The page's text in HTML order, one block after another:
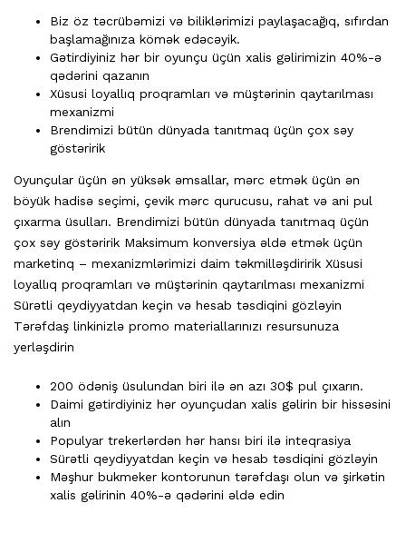
Biz öz təcrübəmizi və biliklərimizi paylaşacağıq, sıfırdan
başlamağınıza kömək edəcəyik.
Gətirdiyiniz hər bir oyunçu üçün xalis gəlirimizin 40%-ə
qədərini qazanın
Xüsusi loyallıq proqramları və müştərinin qaytarılması
mexanizmi
Brendimizi bütün dünyada tanıtmaq üçün çox səy
göstəririk
Oyunçular üçün ən yüksək əmsallar, mərc etmək üçün ən
böyük hadisə seçimi, çevik mərc qurucusu, rahat və ani pul
çıxarma üsulları. Brendimizi bütün dünyada tanıtmaq üçün
çox səy göstəririk Maksimum konversiya əldə etmək üçün
marketinq – mexanizmlərimizi daim təkmilləşdiririk Xüsusi
loyallıq proqramları və müştərinin qaytarılması mexanizmi
Sürətli qeydiyyatdan keçin və hesab təsdiqini gözləyin
Tərəfdaş linkinizlə promo materiallarınızı resursunuza
yerləşdirin
200 ödəniş üsulundan biri ilə ən azı 30$ pul çıxarın.
Daimi gətirdiyiniz hər oyunçudan xalis gəlirin bir hissəsini
alın
Populyar trekerlərdən hər hansı biri ilə inteqrasiya
Sürətli qeydiyyatdan keçin və hesab təsdiqini gözləyin
Məşhur bukmeker kontorunun tərəfdaşı olun və şirkətin
xalis gəlirinin 40%-ə qədərini əldə edin